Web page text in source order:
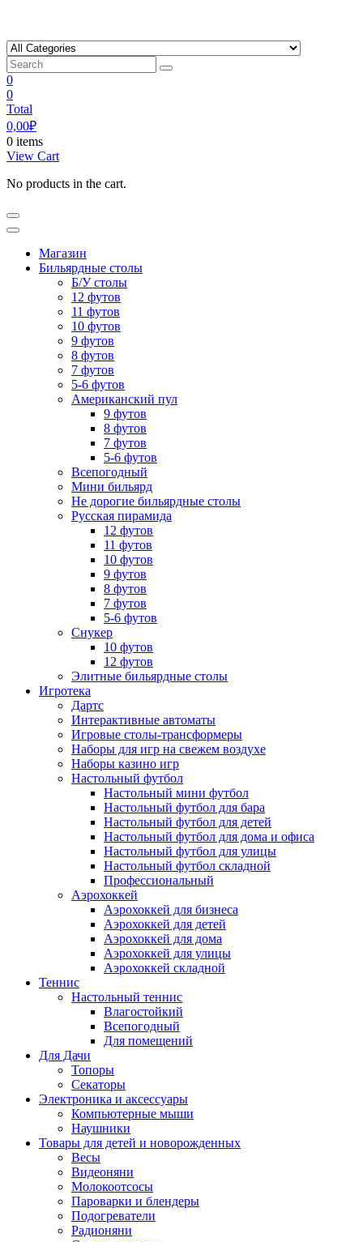
content
0
0
Total
0,00₽
0 items
View Cart
No products in the cart.
Магазин
Бильярдные столы
Б/У столы
12 футов
11 футов
10 футов
9 футов
8 футов
7 футов
5-6 футов
Американский пул
9 футов
8 футов
7 футов
5-6 футов
Всепогодный
Мини бильярд
Не дорогие бильярдные столы
Русская пирамида
12 футов
11 футов
10 футов
9 футов
8 футов
7 футов
5-6 футов
Снукер
10 футов
12 футов
Элитные бильярдные столы
Игротека
Дартс
Интерактивные автоматы
Игровые столы-трансформеры
Наборы для игр на свежем воздухе
Наборы казино игр
Настольный футбол
Настольный мини футбол
Настольный футбол для бара
Настольный футбол для детей
Настольный футбол для дома и офиса
Настольный футбол для улицы
Настольный футбол складной
Профессиональный
Аэрохоккей
Аэрохоккей для бизнеса
Аэрохоккей для детей
Аэрохоккей для дома
Аэрохоккей для улицы
Аэрохоккей складной
Теннис
Настольный теннис
Влагостойкий
Всепогодный
Для помещений
Для Дачи
Топоры
Секаторы
Электроника и аксессуары
Компьютерные мыши
Наушники
Товары для детей и новорожденных
Весы
Видеоняни
Молокоотсосы
Пароварки и блендеры
Подогреватели
Радионяни